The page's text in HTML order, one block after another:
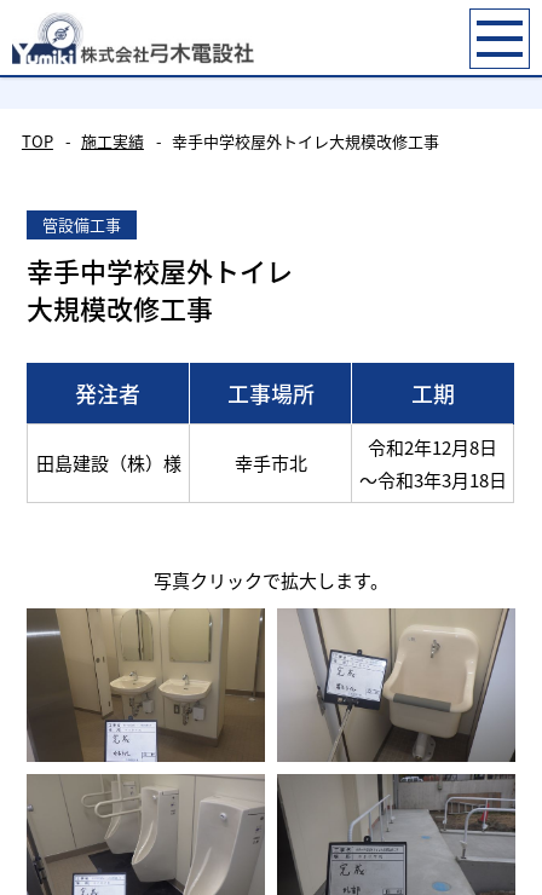
施工実績
TOP 施工実績 幸手中学校屋外トイレ大規模改修工事
管設備工事
幸手中学校屋外トイレ
大規模改修工事
発注者 工事場所 工期
田島建設（株）様 幸手市北
令和2年12月8日
～令和3年3月18日
写真クリックで拡大します。